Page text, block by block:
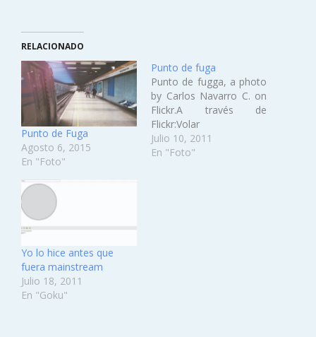
RELACIONADO
Punto de Fuga
Agosto 6, 2015
En "Foto"
Punto de fuga
Punto de fugga, a photo
by Carlos Navarro C. on
Flickr.A través de
Flickr:Volar
Julio 10, 2011
En "Foto"
Yo lo hice antes que
fuera mainstream
Julio 18, 2011
En "Goku"